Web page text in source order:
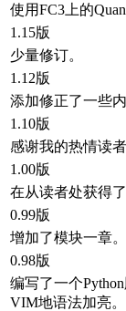
使用FC3上的
1.15版
少量修订。
1.12版
添加修正了一些内
1.10版
感谢我的热情读
1.00版
在从读者处获得
0.99版
增加了模块一章
0.98版
编写了一个
VIM地语法加亮。